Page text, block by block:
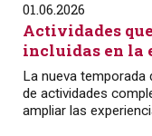
01.06.2026
Actividades
incluidas en la
La nueva temporada
de actividades
ampliar las